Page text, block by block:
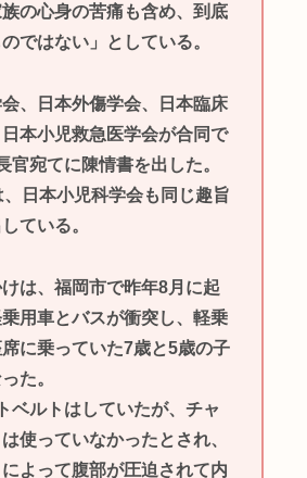
族の心身の苦痛も含め、到底
ではない」としている。
、日本外傷学会、日本臨床
本小児救急医学会が合同で
官宛てに陳情書を出した。
、日本小児科学会も同じ趣旨
ている。
は、福岡市で昨年8月に起
用車とバスが衝突し、軽乗
に乗っていた7歳と5歳の子
た。
ベルトはしていたが、チャ
使っていなかったとされ、
よって腹部が圧迫されて内